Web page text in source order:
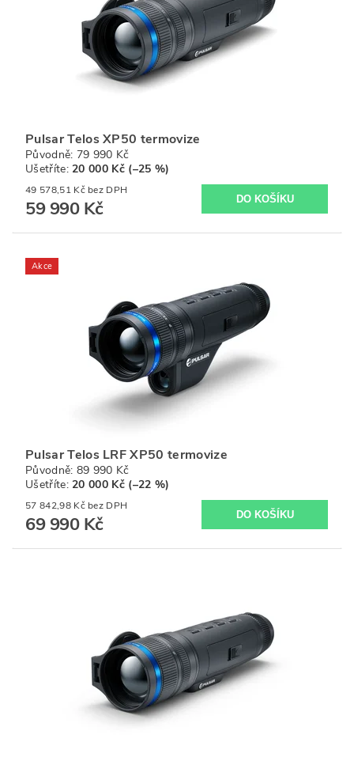
Pulsar Telos XP50 termovize
Původně: 79 990 Kč
Ušetříte: 20 000 Kč (–25 %)
49 578,51 Kč bez DPH
59 990 Kč
Akce
Pulsar Telos LRF XP50 termovize
Původně: 89 990 Kč
Ušetříte: 20 000 Kč (–22 %)
57 842,98 Kč bez DPH
69 990 Kč